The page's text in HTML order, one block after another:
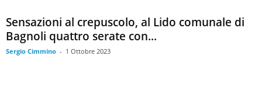
Sensazioni al crepuscolo, al Lido comunale di
Bagnoli quattro serate con...
Sergio Cimmino - 1 Ottobre 2023